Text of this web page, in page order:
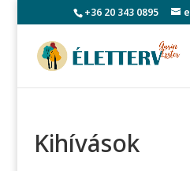
+36 20 343 0895
Kihívások